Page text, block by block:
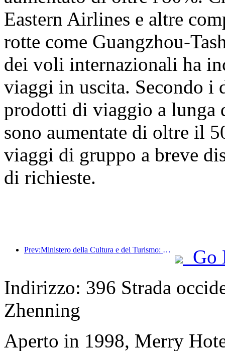
Eastern Airlines e altre
rotte come Guangzhou-
dei voli internazionali ha
viaggi in uscita. Secondo
prodotti di viaggio a lunga
sono aumentate di oltre il
viaggi di gruppo a breve
di richieste.
Prev:Ministero della Cultura e del Turismo: Rafforzare la gestione della qualità delle attrazioni turistiche e migliorare il livello di servizio dei luoghi panoramici
Go
Indirizzo: 396 Strada
Zhenning
Aperto in 1998, Merry